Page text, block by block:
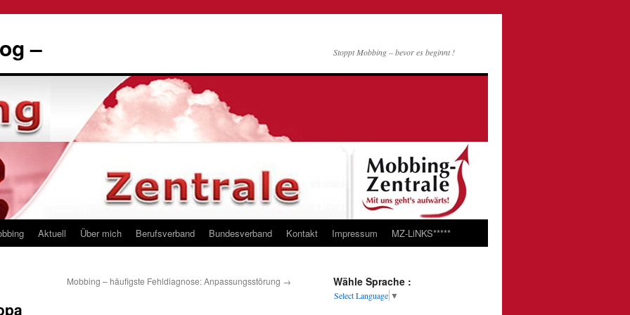
– Stoppt Mobbing – bevor es beginnt !
Aktuell Über mich Berufsverband Bundesverband Kontakt Impressum MZ-LiNKS*****
Mobbing – häufigste Fehldiagnose: Anpassungsstörung → Wähle Sprache :
Select Language ▼